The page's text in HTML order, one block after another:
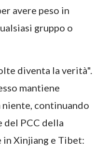
avere peso in
gruppo o
diventa la verità".
mantiene
continuando
del PCC della
Xinjiang e Tibet: